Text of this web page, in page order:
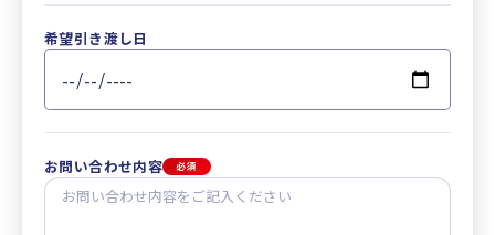
希望引き渡し日
お問い合わせ内容 必須